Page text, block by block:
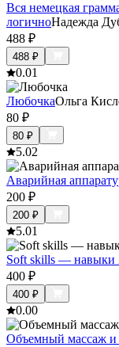
Вся немецкая
логичноНадежда
488 ₽
488 ₽
0.01
ЛюбочкаОльга
80 ₽
80 ₽
5.02
Аварийная
200 ₽
200 ₽
5.01
Soft skills — навыки
400 ₽
400 ₽
0.00
Объемный массаж и